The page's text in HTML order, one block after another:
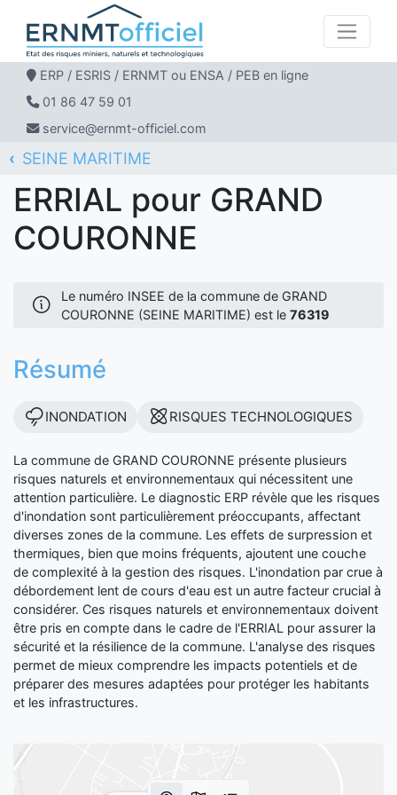
ERP / ESRIS / ERNMT ou ENSA / PEB en ligne
01 86 47 59 01
service@ernmt-officiel.com
ERNMT Officiel
ERRIAL
SEINE MARITIME
GRAND COURONNE
ERRIAL pour GRAND
COURONNE
Le numéro INSEE de la commune de GRAND
COURONNE (SEINE MARITIME) est le 76319
Résumé
INONDATION RISQUES TECHNOLOGIQUES
La commune de GRAND COURONNE présente plusieurs
risques naturels et environnementaux qui nécessitent une
attention particulière. Le diagnostic ERP révèle que les risques
d'inondation sont particulièrement préoccupants, affectant
diverses zones de la commune. Les effets de surpression et
thermiques, bien que moins fréquents, ajoutent une couche
de complexité à la gestion des risques. L'inondation par crue à
débordement lent de cours d'eau est un autre facteur crucial à
considérer. Ces risques naturels et environnementaux doivent
être pris en compte dans le cadre de l'ERRIAL pour assurer la
sécurité et la résilience de la commune. L'analyse des risques
permet de mieux comprendre les impacts potentiels et de
préparer des mesures adaptées pour protéger les habitants
et les infrastructures.